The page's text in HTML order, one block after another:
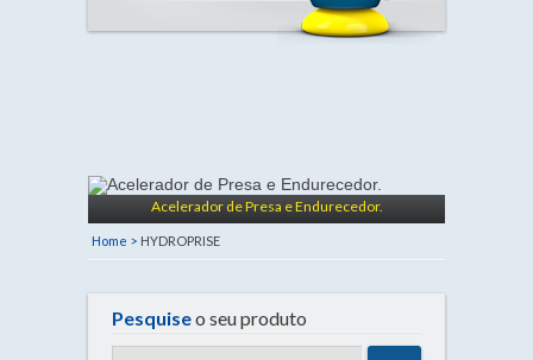
Acelerador de Presa e Endurecedor.
Home > HYDROPRISE
Pesquiseo seu produto